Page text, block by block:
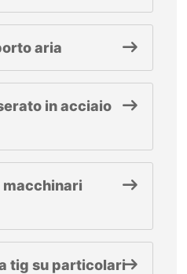
aria
in acciaio
tig su particolari